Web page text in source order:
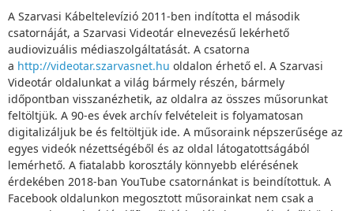
A Szarvasi Kábeltelevízió 2011-ben indította el második
csatornáját, a Szarvasi Videotár elnevezésű lekérhető
audiovizuális médiaszolgáltatását. A csatorna
a http://videotar.szarvasnet.hu oldalon érhető el. A Szarvasi
Videotár oldalunkat a világ bármely részén, bármely
időpontban visszanézhetik, az oldalra az összes műsorunkat
feltöltjük. A 90-es évek archív felvételeit is folyamatosan
digitalizáljuk be és feltöltjük ide. A műsoraink népszerűsége az
egyes videók nézettségéből és az oldal látogatottságából
lemérhető. A fiatalabb korosztály könnyebb elérésének
érdekében 2018-ban YouTube csatornánkat is beindítottuk. A
Facebook oldalunkon megosztott műsorainkat nem csak a